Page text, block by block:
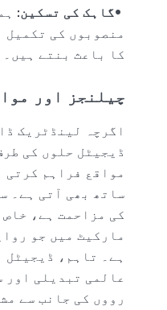
گاہک کی تسکین:
منصوبوں کی تکمیل
کا باعث بنتے ہیں۔
چیلنجز اور
اگرچہ لینڈٹریک
ڈیجیٹل حلوں کی
مواقع فراہم کرتی
ساتھ بھی آتی ہے۔
کی مزاحمت ہے،
مارکیٹ میں جو
ہے۔ تاہم، ڈیجیٹل
عالمی تبدیلی اور
رووں کی جانب سے